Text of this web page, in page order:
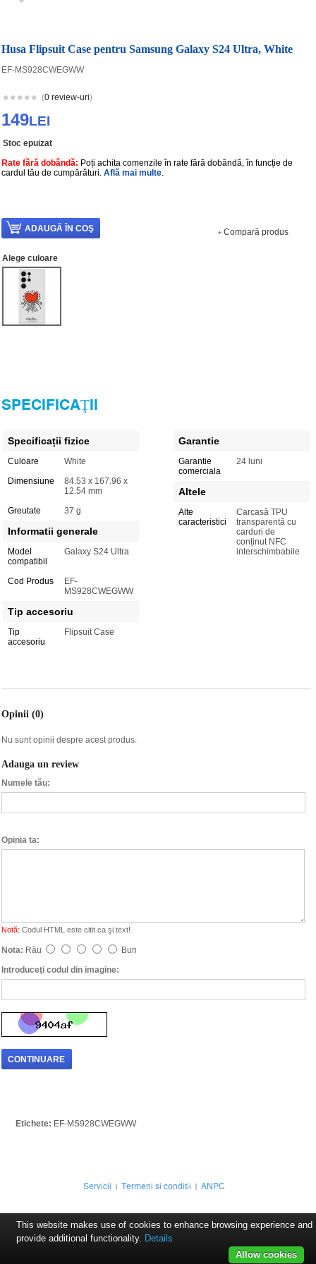
Husa Flipsuit Case pentru Samsung Galaxy S24 Ultra, White
EF-MS928CWEGWW
(0 review-uri)
149LEI
Stoc epuizat
Rate fără dobândă: Poți achita comenzile în rate fără dobândă, în funcție de
cardul tău de cumpărături.Află mai multe.
Compară produs
Alege culoare
SPECIFICAŢII
Specificații fizice
Culoare
White
Dimensiune
84.53 x 167.96 x
12.54 mm
Greutate
37 g
Informatii generale
Model
compatibil
Galaxy S24 Ultra
Cod Produs
EF-
MS928CWEGWW
Tip accesoriu
Tip
accesoriu
Flipsuit Case
Garantie
Garantie
comerciala
24 luni
Altele
Alte
caracteristici
Carcasă TPU
transparentă cu
carduri de
conținut NFC
interschimbabile
Opinii (0)
Nu sunt opinii despre acest produs.
Adauga un review
Numele tău:
Opinia ta:
Notă: Codul HTML este citit ca şi text!
Nota: Rău
Bun
Introduceţi codul din imagine:
CONTINUARE
Etichete: EF-MS928CWEGWW
Servicii Termeni si conditii ANPC
This website makes use of cookies to enhance browsing experience and
provide additional functionality. Details
Allow cookies